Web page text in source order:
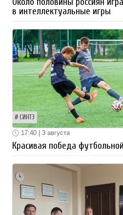
в интеллектуальные игры
СИНТЗ
17:40 | 3 августа
Красивая победа